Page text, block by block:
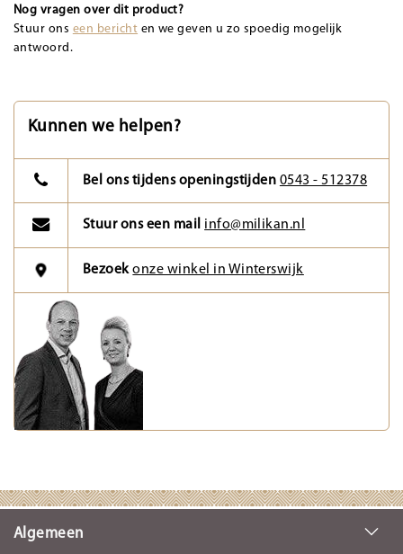
Nog vragen over dit product?
Stuur ons een bericht en we geven u zo spoedig mogelijk
antwoord.
Kunnen we helpen?
Bel ons tijdens openingstijden 0543 - 512378
Stuur ons een mail info@milikan.nl
Bezoekonze winkel in Winterswijk
Algemeen